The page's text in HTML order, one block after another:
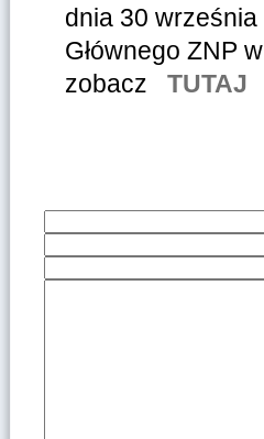
dnia 30 września
Głównego ZNP
zobacz TUTAJ